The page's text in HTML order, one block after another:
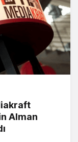
Alman